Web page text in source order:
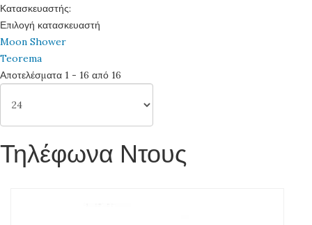
Κατασκευαστής:
Επιλογή κατασκευαστή
Moon Shower
Teorema
Αποτελέσματα 1 - 16 από 16
Τηλέφωνα Ντους